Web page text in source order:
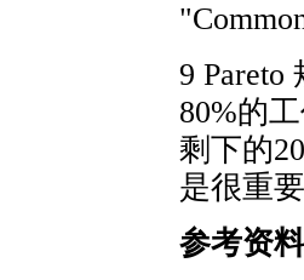
9
80%的
剩下的
是很重要
参考资料